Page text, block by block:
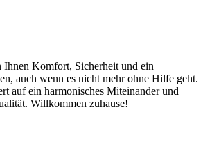
Ihnen Komfort, Sicherheit und ein
auch wenn es nicht mehr ohne Hilfe geht.
auf ein harmonisches Miteinander und
Willkommen zuhause!